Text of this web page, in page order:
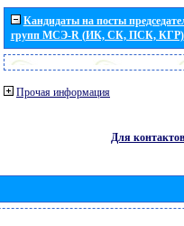
Кандидаты на посты
групп МСЭ-R (ИК, СК, ПСК, КГР)
Прочая информация
Для контактов